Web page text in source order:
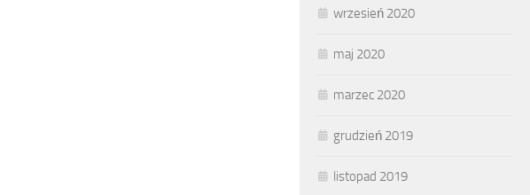
wrzesień 2020
maj 2020
marzec 2020
grudzień 2019
listopad 2019